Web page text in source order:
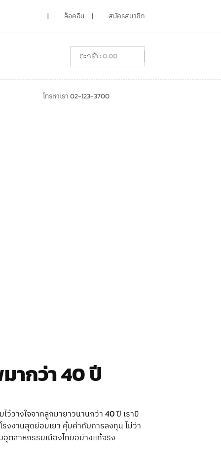
ล็อคอิน สมัครสมาชิก
0.00
โทรหาเรา 02-123-3700
ากว่า 40 ปี
วางใจจากลูกมายาวนานกว่า 40 ปี เรามี
งงานสุดย่อมเยา คุ้มค่ากับการลงทุน ไม่ว่า
ตสาหกรรมเมืองไทยอย่างแท้จริง